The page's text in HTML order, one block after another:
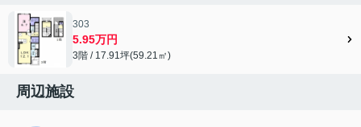
303
5.95万円
3階 / 17.91坪(59.21㎡)
周辺施設